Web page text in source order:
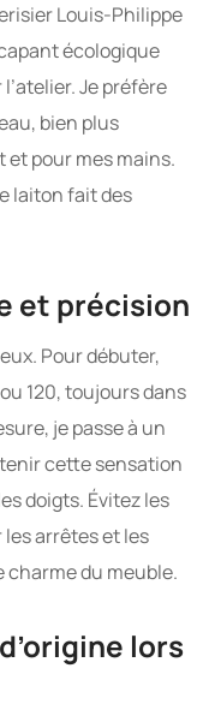
Louis-Philippe
écologique
Je préfère
bien plus
pour mes mains.
laiton fait des
et précision
Pour débuter,
120, toujours dans
je passe à un
cette sensation
doigts. Évitez les
arrêtes et les
charme du meuble.
lors